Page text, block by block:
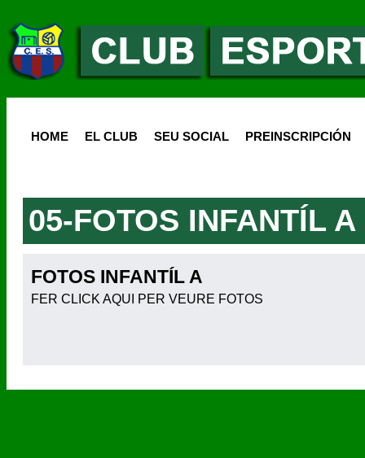
HOME EL CLUB SEU SOCIAL PREINSCRIPCIÓN
05-FOTOS INFANTÍL A
FOTOS INFANTÍL A
FER CLICK AQUI PER VEURE FOTOS